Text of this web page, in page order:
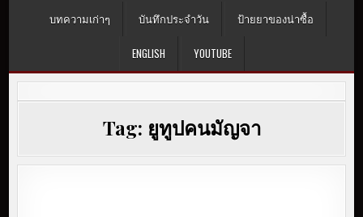
บทความเก่าๆ
บันทึกประจำวัน ป้ายยาของน่าซื้อ
ENGLISH YOUTUBE
Tag: ยูทูปคนมัญจา